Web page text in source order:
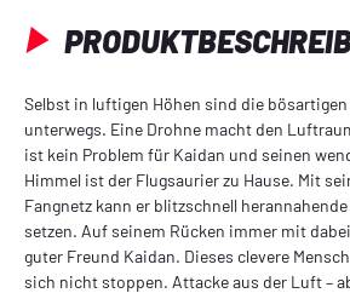
Selbst in luftigen Höhen sind die
unterwegs. Eine Drohne macht den
ist kein Problem für Kaidan und seinen
Himmel ist der Flugsaurier zu Hause. Mit
Fangnetz kann er blitzschnell
setzen. Auf seinem Rücken immer mit
guter Freund Kaidan. Dieses clevere
sich nicht stoppen. Attacke aus der Luft –